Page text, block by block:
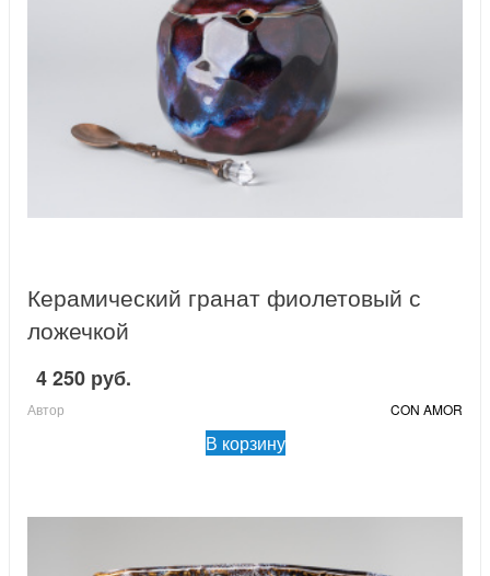
Керамический гранат фиолетовый с
ложечкой
4 250 руб.
Автор CON AMOR
В корзину